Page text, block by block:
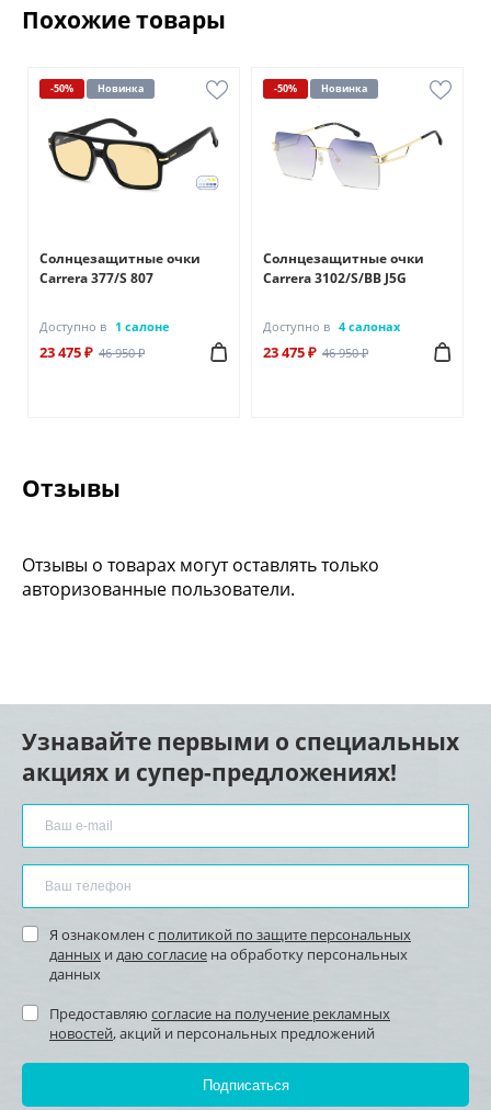
Похожие товары
-50% Новинка
Солнцезащитные очки
Carrera 377/S 807
Доступно в 1 салоне
23 475 ₽ 46 950 ₽
-50% Новинка
Солнцезащитные очки
Carrera 3102/S/BB J5G
Доступно в 4 салонах
23 475 ₽ 46 950 ₽
Отзывы
Отзывы о товарах могут оставлять только
авторизованные пользователи.
Узнавайте первыми о специальных
акциях и супер-предложениях!
Я ознакомлен с политикой по защите персональных
данных и даю согласие на обработку персональных
данных
Предоставляю согласие на получение рекламных
новостей, акций и персональных предложений